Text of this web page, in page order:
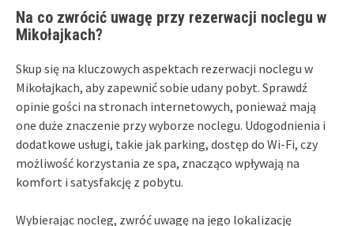
Na co zwrócić uwagę przy rezerwacji noclegu w
Mikołajkach?
Skup się na kluczowych aspektach rezerwacji noclegu w
Mikołajkach, aby zapewnić sobie udany pobyt. Sprawdź
opinie gości na stronach internetowych, ponieważ mają
one duże znaczenie przy wyborze noclegu. Udogodnienia i
dodatkowe usługi, takie jak parking, dostęp do Wi-Fi, czy
możliwość korzystania ze spa, znacząco wpływają na
komfort i satysfakcję z pobytu.
Wybierając nocleg, zwróć uwagę na jego lokalizację